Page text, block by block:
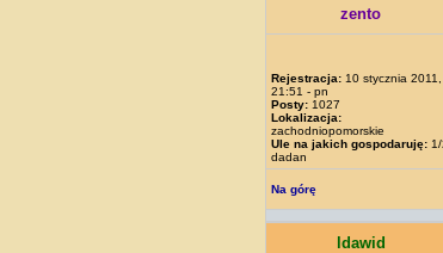
zento
Rejestracja: 10 stycznia 2011,
21:51 - pn
Posty: 1027
Lokalizacja:
zachodniopomorskie
Ule na jakich gospodaruję:
dadan
Na górę
ldawid